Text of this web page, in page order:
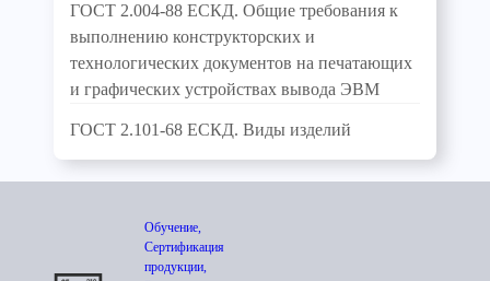
ГОСТ 2.004-88 ЕСКД. Общие требования к
выполнению конструкторских и
технологических документов на печатающих
и графических устройствах вывода ЭВМ
ГОСТ 2.101-68 ЕСКД. Виды изделий
Обучение,
Сертификация
продукции,